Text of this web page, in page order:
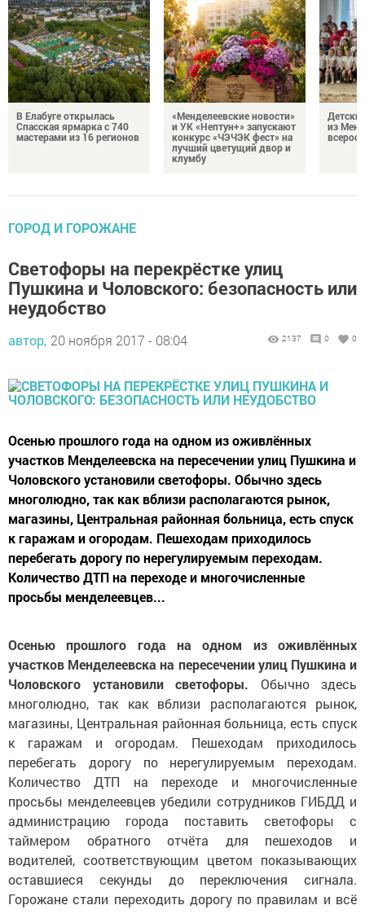
В Елабуге открылась
Спасская ярмарка с 740
мастерами из 16 регионов
«Менделеевские новости»
и УК «Нептун+» запускают
конкурс «ЧЭЧЭК фест» на
лучший цветущий двор и
клумбу
из
ГОРОД И ГОРОЖАНЕ
Светофоры на перекрёстке улиц
Пушкина и Чоловского: безопасность или
неудобство
автор, 20 ноября 2017 - 08:04 2137 0 0
Осенью прошлого года на одном из оживлённых
участков Менделеевска на пересечении улиц Пушкина и
Чоловского установили светофоры. Обычно здесь
многолюдно, так как вблизи располагаются рынок,
магазины, Центральная районная больница, есть спуск
к гаражам и огородам. Пешеходам приходилось
перебегать дорогу по нерегулируемым переходам.
Количество ДТП на переходе и многочисленные
просьбы менделеевцев...
Осенью прошлого года на одном из оживлённых
участков Менделеевска на пересечении улиц Пушкина и
Чоловского установили светофоры. Обычно здесь
многолюдно, так как вблизи располагаются рынок,
магазины, Центральная районная больница, есть спуск
к гаражам и огородам. Пешеходам приходилось
перебегать дорогу по нерегулируемым переходам.
Количество ДТП на переходе и многочисленные
просьбы менделеевцев убедили сотрудников ГИБДД и
администрацию города поставить светофоры с
таймером обратного отчёта для пешеходов и
водителей, соответствующим цветом показывающих
оставшиеся секунды до переключения сигнала.
Горожане стали переходить дорогу по правилам и всё